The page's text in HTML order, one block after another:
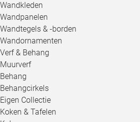
Wandkleden
Wandpanelen
Wandtegels & -borden
Wandornamenten
Verf & Behang
Muurverf
Behang
Behangcirkels
Eigen Collectie
Koken & Tafelen